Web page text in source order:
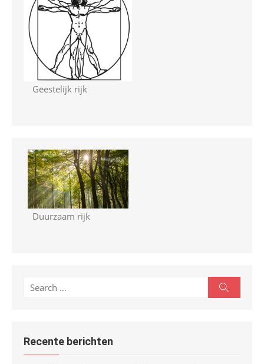
Geestelijk rijk
Duurzaam rijk
c
e
Recente berichten